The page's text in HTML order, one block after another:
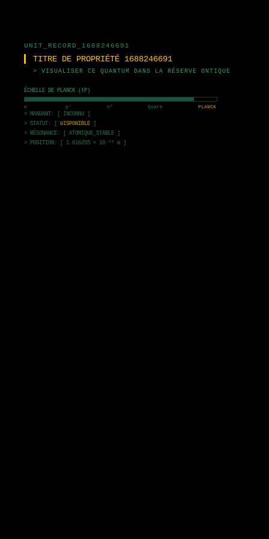
UNIT_RECORD_1688246691
TITRE DE PROPRIÉTÉ 1688246691
> VISUALISER CE QUANTUM DANS LA RÉSERVE ONTIQUE
ÉCHELLE DE PLANCK (ℓP)
e⁻ p⁺ n⁰ Quark PLANCK
> MANDANT: [ INCONNU ]
> STATUT: [ DISPONIBLE
> RÉSONANCE: [ ATOMIQUE_STABLE ]
> POSITION: [ 1.616255 × 10⁻³⁵ m ]